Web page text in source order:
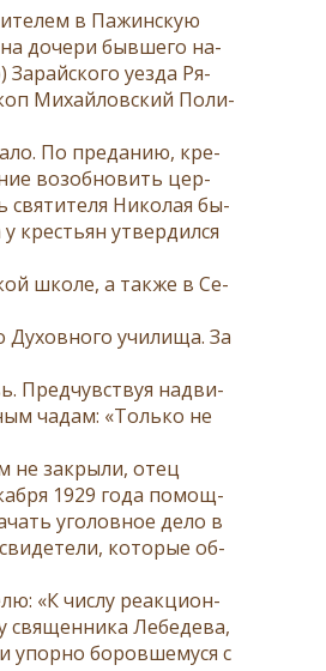
в Па­жин­скую
на до­че­ри быв­ше­го на­
За­рай­ско­го уез­да Ря­
Ми­хай­лов­ский По­ли­
По пре­да­нию, кре­
воз­об­но­вить цер­
свя­ти­те­ля Ни­ко­лая бы­
кре­стьян утвер­дил­ся
шко­ле, а так­же в Се­
Ду­хов­но­го учи­ли­ща. За
Пред­чув­ствуя на­дви­
ча­дам: «Толь­ко не
не за­кры­ли, отец
1929 го­да по­мощ­
уго­лов­ное де­ло в
ко­то­рые об­
«К чис­лу ре­ак­ци­он­
свя­щен­ни­ка Ле­бе­де­ва,
упор­но бо­ров­ше­му­ся с